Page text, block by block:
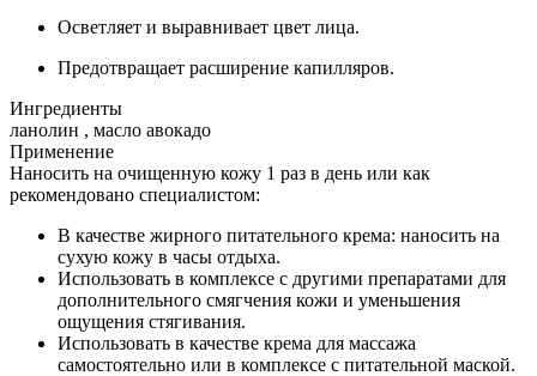
Осветляет и выравнивает цвет лица.
Предотвращает расширение капилляров.
Ингредиенты
ланолин , масло авокадо
Применение
Наносить на очищенную кожу 1 раз в день или как
рекомендовано специалистом:
В качестве жирного питательного крема: наносить на
сухую кожу в часы отдыха.
Использовать в комплексе с другими препаратами для
дополнительного смягчения кожи и уменьшения
ощущения стягивания.
Использовать в качестве крема для массажа
самостоятельно или в комплексе с питательной маской.